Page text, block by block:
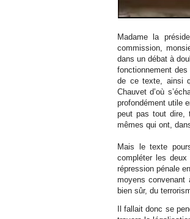
Madame la
commission,
dans un débat à
fonctionnement
de ce texte, ainsi
Chauvet d’où
profondément utile
peut pas tout dire,
mêmes qui ont,
Mais le texte
compléter les
répression pénale
moyens convenant
bien sûr, du
Il fallait donc se